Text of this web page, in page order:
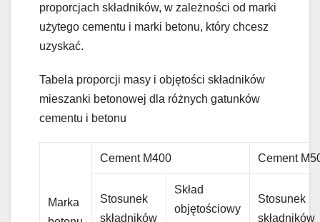
proporcjach składników, w zależności od marki
użytego cementu i marki betonu, który chcesz
uzyskać.
Tabela proporcji masy i objętości składników
mieszanki betonowej dla różnych gatunków
cementu i betonu
Marka
Cement M400 Cement
Stosunek
składników
Skład
objętościowy
Stosunek
składników